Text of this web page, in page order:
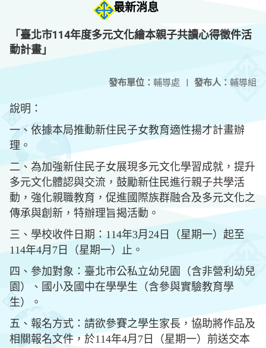
最新消息
「臺北市114年度多元文化繪本親子共讀心得徵件活
動計畫」
發布人： 輔導組
發布單位： 輔導處 |
說明：
一、依據本局推動新住民子女教育適性揚才計畫辦
理。
二、為加強新住民子女展現多元文化學習成就，提升
多元文化體認與交流，鼓勵新住民進行親子共學活
動，強化親職教育，促進國際族群融合及多元文化之
傳承與創新，特辦理旨揭活動。
三、學校收件日期：114年3月24日（星期一）起至
114年4月7日（星期一）止。
四、參加對象：臺北市公私立幼兒園（含非營利幼兒
園）、國小及國中在學學生（含參與實驗教育學
生）。
五、報名方式： 請欲參賽之學生家長，協助將作品及
相關報名文件，於114年4月7日（星期一）前送交本